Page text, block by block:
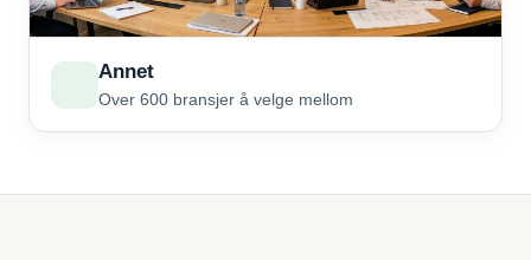
Annet
Over 600 bransjer å velge mellom